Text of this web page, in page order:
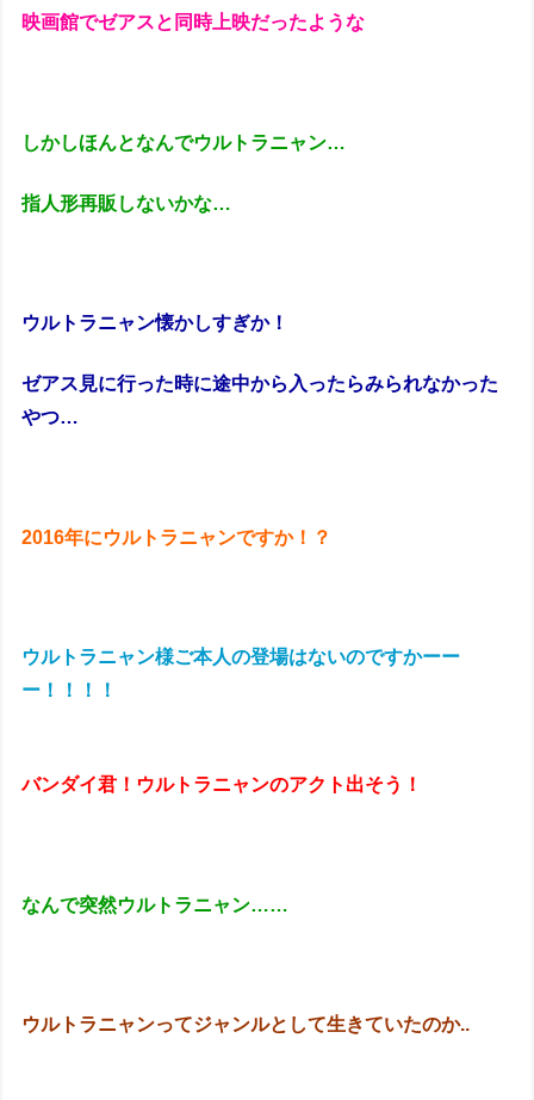
映画館でゼアスと同時上映だったような
しかしほんとなんでウルトラニャン…
指人形再販しないかな…
ウルトラニャン懐かしすぎか！
ゼアス見に行った時に途中から入ったらみられなかった
やつ…
2016年にウルトラニャンですか！？
ウルトラニャン様ご本人の登場はないのですかーー
ー！！！！
バンダイ君！ウルトラニャンのアクト出そう！
なんで突然ウルトラニャン……
ウルトラニャンってジャンルとして生きていたのか..